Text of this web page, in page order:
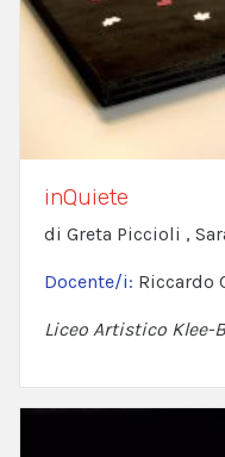
inQuiete
di Greta Piccioli ,
Docente/i: Riccardo
Liceo Artistico Klee-